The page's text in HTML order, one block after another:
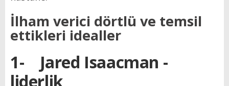
İlham verici dörtlü ve temsil
ettikleri idealler
1- Jared Isaacman -
liderlik